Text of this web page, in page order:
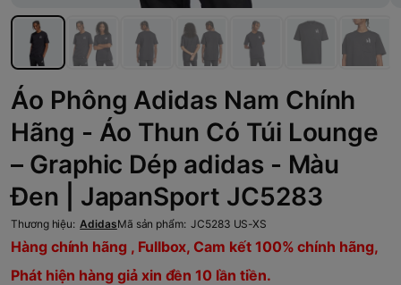
Áo Phông Adidas Nam Chính
Hãng - Áo Thun Có Túi Lounge
– Graphic Dép adidas - Màu
Đen | JapanSport JC5283
Thương hiệu: AdidasMã sản phẩm: JC5283 US-XS
Hàng chính hãng , Fullbox, Cam kết 100% chính hãng,
Phát hiện hàng giả xin đền 10 lần tiền.